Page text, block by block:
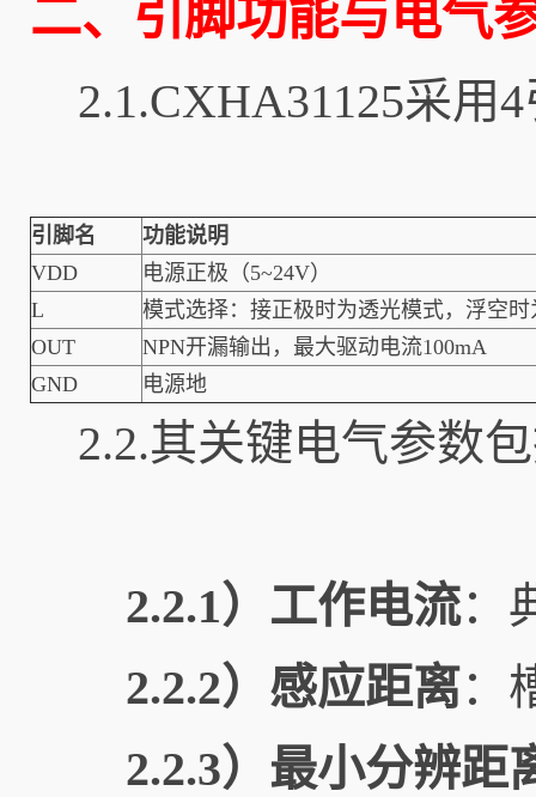
二、引脚功能与电气
2.1.CXHA31125采用
引脚名
功能说明
VDD
电源正极（5~24V）
L
模式选择：接正极时为透光模式，浮空
OUT
NPN开漏输出，最大驱动电流100mA
GND
电源地
2.2.其关键电气参数
2.2.1）工作电流：
2.2.2）感应距离：
2.2.3）最小分辨距